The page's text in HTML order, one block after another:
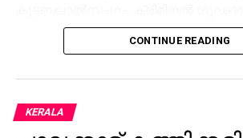
അന്യായ തടവില്‍ വയ്ക്കല്‍,
അപമാനിക്കല്‍, നഗ്‌നയാകാന്‍
കോടതിയോട് പറഞ്ഞിരുന്നു.
CONTINUE READING
KERALA